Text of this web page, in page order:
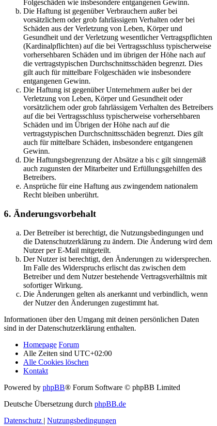
Folgeschäden wie insbesondere entgangenen Gewinn.
Die Haftung ist gegenüber Verbrauchern außer bei
vorsätzlichem oder grob fahrlässigem Verhalten oder bei
Schäden aus der Verletzung von Leben, Körper und
Gesundheit und der Verletzung wesentlicher Vertragspflichten
(Kardinalpflichten) auf die bei Vertragsschluss typischerweise
vorhersehbaren Schäden und im übrigen der Höhe nach auf
die vertragstypischen Durchschnittsschäden begrenzt. Dies
gilt auch für mittelbare Folgeschäden wie insbesondere
entgangenen Gewinn.
Die Haftung ist gegenüber Unternehmern außer bei der
Verletzung von Leben, Körper und Gesundheit oder
vorsätzlichem oder grob fahrlässigem Verhalten des Betreibers
auf die bei Vertragsschluss typischerweise vorhersehbaren
Schäden und im Übrigen der Höhe nach auf die
vertragstypischen Durchschnittsschäden begrenzt. Dies gilt
auch für mittelbare Schäden, insbesondere entgangenen
Gewinn.
Die Haftungsbegrenzung der Absätze a bis c gilt sinngemäß
auch zugunsten der Mitarbeiter und Erfüllungsgehilfen des
Betreibers.
Ansprüche für eine Haftung aus zwingendem nationalem
Recht bleiben unberührt.
6. Änderungsvorbehalt
Der Betreiber ist berechtigt, die Nutzungsbedingungen und
die Datenschutzerklärung zu ändern. Die Änderung wird dem
Nutzer per E-Mail mitgeteilt.
Der Nutzer ist berechtigt, den Änderungen zu widersprechen.
Im Falle des Widerspruchs erlischt das zwischen dem
Betreiber und dem Nutzer bestehende Vertragsverhältnis mit
sofortiger Wirkung.
Die Änderungen gelten als anerkannt und verbindlich, wenn
der Nutzer den Änderungen zugestimmt hat.
Informationen über den Umgang mit deinen persönlichen Daten
sind in der Datenschutzerklärung enthalten.
Homepage Forum
Alle Zeiten sind UTC+02:00
Alle Cookies löschen
Kontakt
Powered by phpBB® Forum Software © phpBB Limited
Deutsche Übersetzung durch phpBB.de
Datenschutz | Nutzungsbedingungen